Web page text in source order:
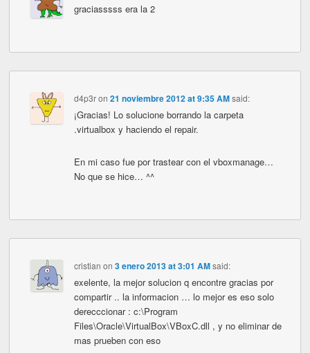
graciasssss era la 2
d4p3ron 21 noviembre 2012 at 9:35 AM said:
¡Gracias! Lo solucione borrando la carpeta
.virtualbox y haciendo el repair.
En mi caso fue por trastear con el vboxmanage…
No que se hice… ^^
cristian on 3 enero 2013 at 3:01 AM said:
exelente, la mejor solucion q encontre gracias por
compartir .. la informacion … lo mejor es eso solo
derecccionar : c:\Program
Files\Oracle\VirtualBox\VBoxC.dll , y no eliminar de
mas prueben con eso